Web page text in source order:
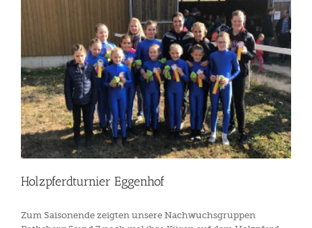
Holzpferdturnier Eggenhof
Zum Saisonende zeigten unsere Nachwuchsgruppen